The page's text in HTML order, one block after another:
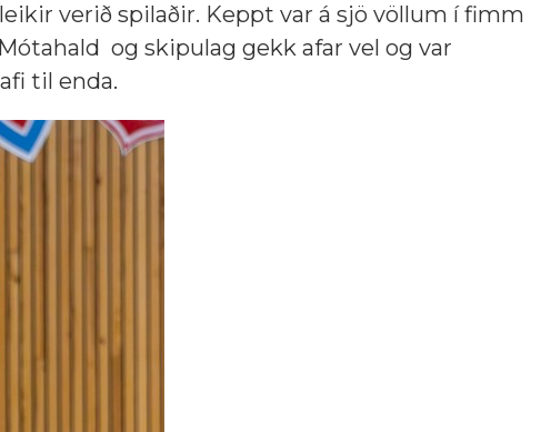
verið spilaðir. Keppt var á sjö völlum í fimm
og skipulag gekk afar vel og var
til enda.